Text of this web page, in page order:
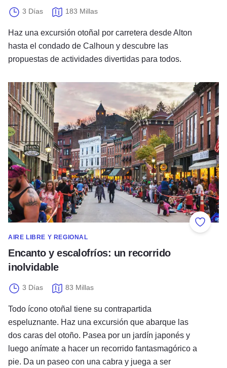
3 Días 183 Millas
Haz una excursión otoñal por carretera desde Alton
hasta el condado de Calhoun y descubre las
propuestas de actividades divertidas para todos.
Añadir
AIRE LIBRE Y REGIONAL
Encanto y escalofríos: un recorrido
inolvidable
3 Días 83 Millas
Todo ícono otoñal tiene su contrapartida
espeluznante. Haz una excursión que abarque las
dos caras del otoño. Pasea por un jardín japonés y
luego anímate a hacer un recorrido fantasmagórico a
pie. Da un paseo con una cabra y juega a ser
Encanto y escalofríos: un recorrido inolvidable